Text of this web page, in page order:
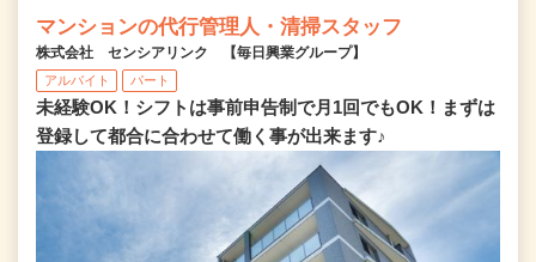
マンションの代行管理人・清掃スタッフ
株式会社 センシアリンク 【毎日興業グループ】
アルバイト パート
未経験OK！シフトは事前申告制で月1回でもOK！まずは
登録して都合に合わせて働く事が出来ます♪